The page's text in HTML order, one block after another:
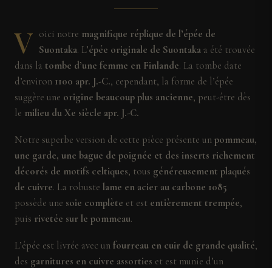
V oici notre magnifique réplique de l’épée de
Suontaka. L’épée originale de Suontaka a été trouvée
dans la tombe d’une femme en Finlande. La tombe date
d’environ 1100 apr. J.-C., cependant, la forme de l’épée
suggère une origine beaucoup plus ancienne, peut-être dès
le milieu du Xe siècle apr. J.-C.
Notre superbe version de cette pièce présente un pommeau,
une garde, une bague de poignée et des inserts richement
décorés de motifs celtiques, tous généreusement plaqués
de cuivre. La robuste lame en acier au carbone 1085
possède une soie complète et est entièrement trempée,
puis rivetée sur le pommeau.
L’épée est livrée avec un fourreau en cuir de grande qualité,
des garnitures en cuivre assorties et est munie d’un